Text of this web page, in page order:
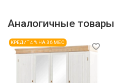
Аналогичные товары
КРЕДИТ 4 % НА 36 МЕС